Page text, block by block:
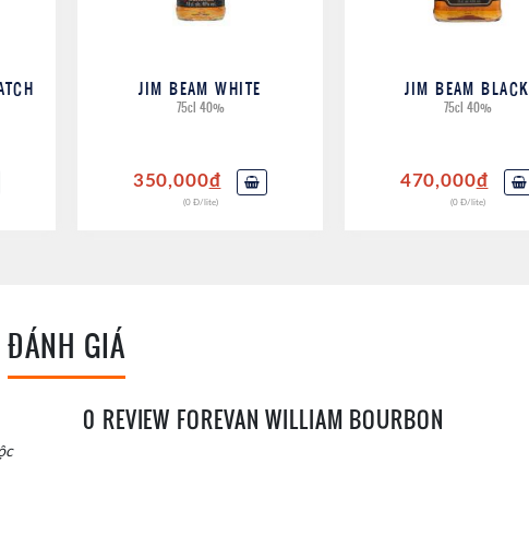
JIM BEAM WHITE
75cl 40%
350,000đ
(0 Đ/lite)
JIM BEAM BLACK
75cl 40%
470,000đ
(0 Đ/lite)
ĐÁNH GIÁ
0 REVIEW FOREVAN WILLIAM BOURBON